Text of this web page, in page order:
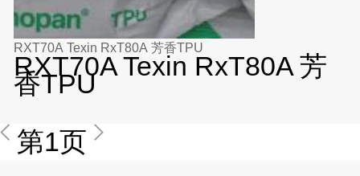
RXT70A Texin RxT80A 芳香TPU
RXT70A Texin RxT80A 芳
香TPU
第1页